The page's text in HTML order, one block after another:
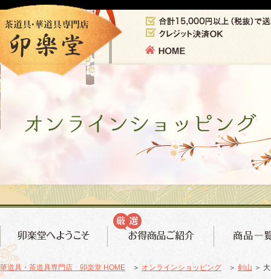
華道具・茶道具専門店 卯楽堂 HOME ＞ オンラインショッピング ＞ 剣山 ＞